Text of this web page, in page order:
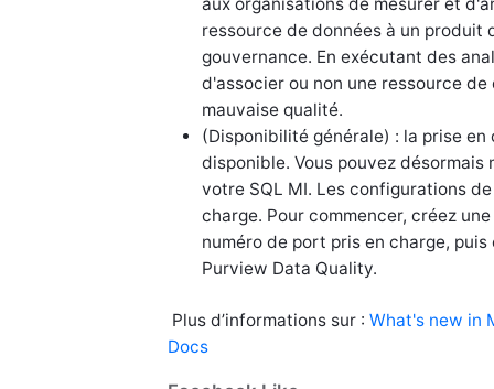
ressource de données à un
gouvernance. En exécutant des
d'associer ou non une ressource
mauvaise qualité.
(Disponibilité générale) : la prise
disponible. Vous pouvez
votre SQL MI. Les configurations
charge. Pour commencer, créez
numéro de port pris en charge,
Purview Data Quality.
Plus d’informations sur : What's new in
Docs